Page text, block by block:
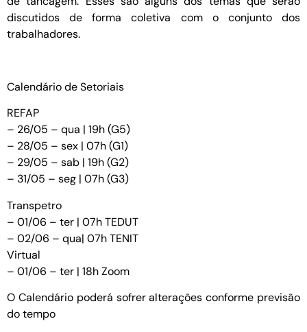
discutidos de forma coletiva com o conjunto dos
trabalhadores.
Calendário de Setoriais
REFAP
– 26/05 – qua | 19h (G5)
– 28/05 – sex | 07h (G1)
– 29/05 – sab | 19h (G2)
– 31/05 – seg | 07h (G3)
Transpetro
– 01/06 – ter | 07h TEDUT
– 02/06 – qua| 07h TENIT
Virtual
– 01/06 – ter | 18h Zoom
O Calendário poderá sofrer alterações conforme previsão
do tempo